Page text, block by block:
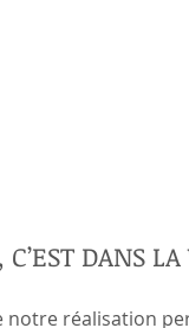
DANS
réalisation